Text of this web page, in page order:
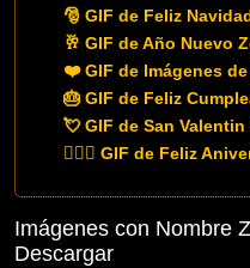
🎅 GIF de Feliz
🥂 GIF de Año Nuevo
❤️ GIF de Imágenes
🎂 GIF de Feliz
💘 GIF de San
👨‍❤️‍👨 GIF de Feliz
Imágenes con Nombre
Descargar